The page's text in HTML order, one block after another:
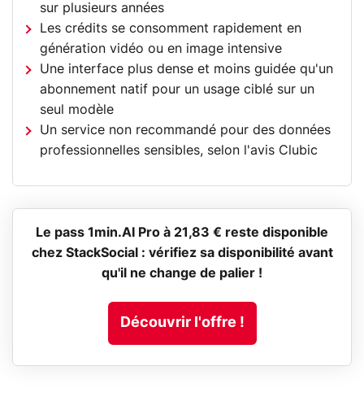
sur plusieurs années
Les crédits se consomment rapidement en
génération vidéo ou en image intensive
Une interface plus dense et moins guidée qu'un
abonnement natif pour un usage ciblé sur un
seul modèle
Un service non recommandé pour des données
professionnelles sensibles, selon l'avis Clubic
Le pass 1min.AI Pro à 21,83 € reste disponible
chez StackSocial : vérifiez sa disponibilité avant
qu'il ne change de palier !
Découvrir l'offre !